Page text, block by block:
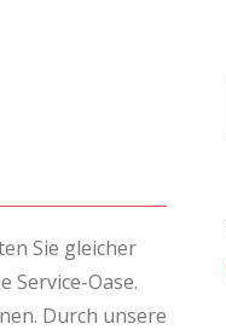
Sie gleicher
Service-Oase.
Durch unsere